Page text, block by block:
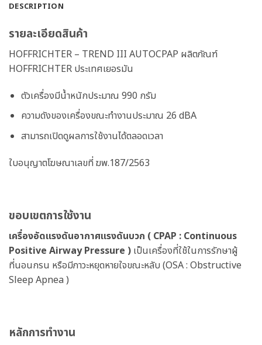
DESCRIPTION
รายละเอียดสินค้า
HOFFRICHTER – TREND III AUTOCPAP ผลิตภัณฑ์
HOFFRICHTER ประเทศเยอรมัน
ตัวเครื่องมีน้ำหนักประมาณ 990 กรัม
ความดังของเครื่องขณะทำงานประมาณ 26 dBA
สามารถเปิดดูผลการใช้งานได้ตลอดเวลา
ใบอนุญาตโฆษณาเลขที่ ฆพ.187/2563
ขอบเขตการใช้งาน
เครื่องอัดแรงดันอากาศแรงดันบวก ( CPAP : Continuous
Positive Airway Pressure ) เป็นเครื่องที่ใช้ในการรักษาผู้
ที่นอนกรน หรือมีภาวะหยุดหายใจขณะหลับ (OSA : Obstructive
Sleep Apnea )
หลักการทำงาน